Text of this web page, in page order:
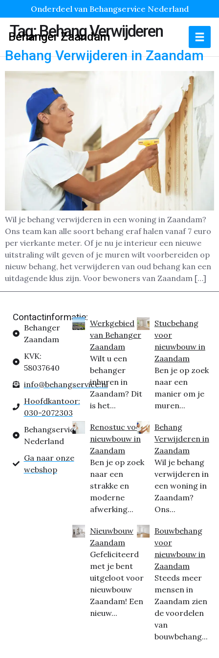
Onderdeel van Behangservice Nederland
Behanger Zaandam
Tag:Behang Verwijderen
Behang Verwijderen in Zaandam
Wil je behang verwijderen in een woning in Zaandam?
Ons team kan alle soort behang eraf halen vanaf 7 euro
per vierkante meter. Of je nu je interieur een nieuwe
uitstraling wilt geven of je muren wilt voorbereiden op
nieuw behang, het verwijderen van oud behang kan een
uitdagende klus zijn. Voor bewoners van Zaandam […]
Contactinformatie:
Behanger
Zaandam
KVK:
58037640
info@behangservice.nl
Hoofdkantoor:
030-2072303
Behangservice
Nederland
Ga naar onze
webshop
Werkgebied
van Behanger
Zaandam
Wilt u een
behanger
inhuren in
Zaandam? Dit
is het...
Renostuc voor
nieuwbouw in
Zaandam
Ben je op zoek
naar een
strakke en
moderne
afwerking...
Nieuwbouw
Zaandam
Gefeliciteerd
met je bent
uitgeloot voor
nieuwbouw
Zaandam! Een
nieuw...
Stucbehang
voor
nieuwbouw in
Zaandam
Ben je op zoek
naar een
manier om je
muren...
Behang
Verwijderen in
Zaandam
Wil je behang
verwijderen in
een woning in
Zaandam?
Ons...
Bouwbehang
voor
nieuwbouw in
Zaandam
Steeds meer
mensen in
Zaandam zien
de voordelen
van
bouwbehang...